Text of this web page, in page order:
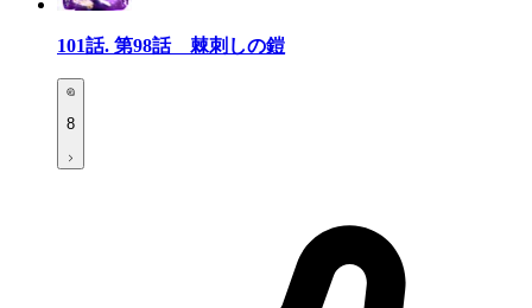
101話. 第98話 棘刺しの鎧
8